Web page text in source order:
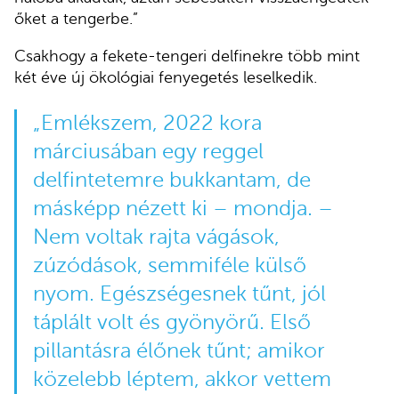
őket a tengerbe.”
Csakhogy a fekete-tengeri delfinekre több mint
két éve új ökológiai fenyegetés leselkedik.
„Emlékszem, 2022 kora
márciusában egy reggel
delfintetemre bukkantam, de
másképp nézett ki – mondja. –
Nem voltak rajta vágások,
zúzódások, semmiféle külső
nyom. Egészségesnek tűnt, jól
táplált volt és gyönyörű. Első
pillantásra élőnek tűnt; amikor
közelebb léptem, akkor vettem